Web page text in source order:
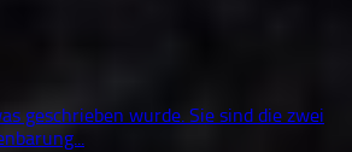
geschrieben wurde. Sie sind die zwei